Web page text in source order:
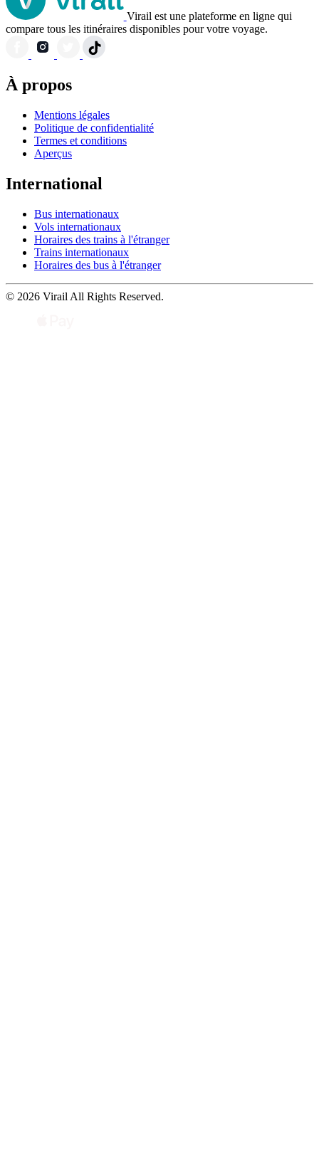
Virail est une plateforme en ligne qui
compare tous les itinéraires disponibles pour votre voyage.
À propos
Mentions légales
Politique de confidentialité
Termes et conditions
Aperçus
International
Bus internationaux
Vols internationaux
Horaires des trains à l'étranger
Trains internationaux
Horaires des bus à l'étranger
© 2026 Virail All Rights Reserved.